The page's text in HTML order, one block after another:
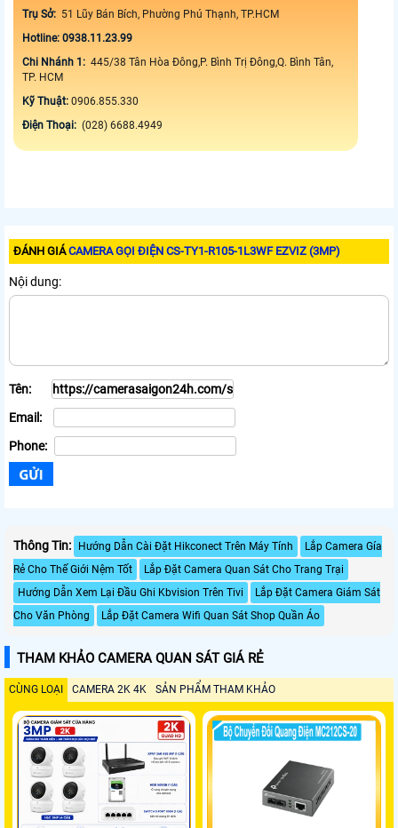
Trụ Sở: 51 Lũy Bán Bích, Phường Phú Thạnh, TP.HCM
Hotline: 0938.11.23.99
Chi Nhánh 1: 445/38 Tân Hòa Đông,P. Bình Trị Đông,Q. Bình Tân,
TP. HCM
Kỹ Thuật: 0906.855.330
Điện Thoại: (028) 6688.4949
ĐÁNH GIÁCAMERA GỌI ĐIỆN CS-TY1-R105-1L3WF EZVIZ (3MP)
Nội dung:
Tên:
Email:
Phone:
Thông Tin: Hướng Dẫn Cài Đặt Hikconect Trên Máy Tính
Lắp Camera Gía
Rẻ Cho Thế Giới Nệm Tốt
Lắp Đặt Camera Quan Sát Cho Trang Trại
Hướng Dẫn Xem Lại Đầu Ghi Kbvision Trên Tivi
Lắp Đặt Camera Giám Sát
Cho Văn Phòng
Lắp Đặt Camera Wifi Quan Sát Shop Quần Áo
THAM KHẢO CAMERA QUAN SÁT GIÁ RẺ
CÙNG LOẠI CAMERA 2K 4K SẢN PHẨM THAM KHẢO